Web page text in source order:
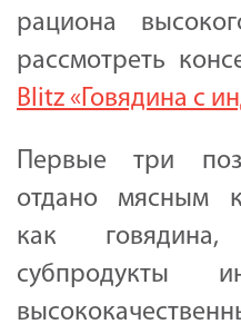
рациона
рассмотреть
Blitz «Говядина с
Первые три
отдано мясным
как